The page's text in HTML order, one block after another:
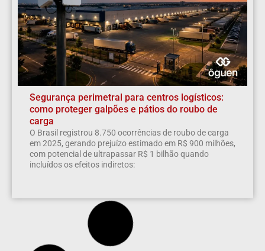
Segurança perimetral para centros logísticos:
como proteger galpões e pátios do roubo de
carga
O Brasil registrou 8.750 ocorrências de roubo de carga
em 2025, gerando prejuízo estimado em R$ 900 milhões,
com potencial de ultrapassar R$ 1 bilhão quando
incluídos os efeitos indiretos: